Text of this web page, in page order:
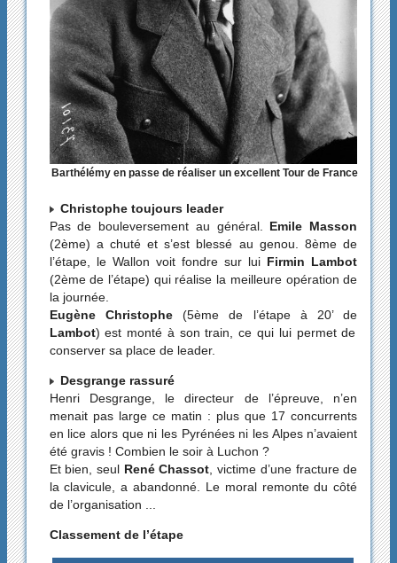
Barthélémy en passe de réaliser un excellent Tour de France
Christophe toujours leader
Pas de bouleversement au général. Emile Masson
(2ème) a chuté et s’est blessé au genou. 8ème de
l’étape, le Wallon voit fondre sur lui Firmin Lambot
(2ème de l’étape) qui réalise la meilleure opération de
la journée.
Eugène Christophe(5ème de l’étape à 20’ de
Lambot) est monté à son train, ce qui lui permet de
conserver sa place de leader.
Desgrange rassuré
Henri Desgrange, le directeur de l’épreuve, n’en
menait pas large ce matin : plus que 17 concurrents
en lice alors que ni les Pyrénées ni les Alpes n’avaient
été gravis ! Combien le soir à Luchon ?
Et bien, seul René Chassot , victime d’une fracture de
la clavicule, a abandonné. Le moral remonte du côté
de l’organisation ...
Classement de l’étape